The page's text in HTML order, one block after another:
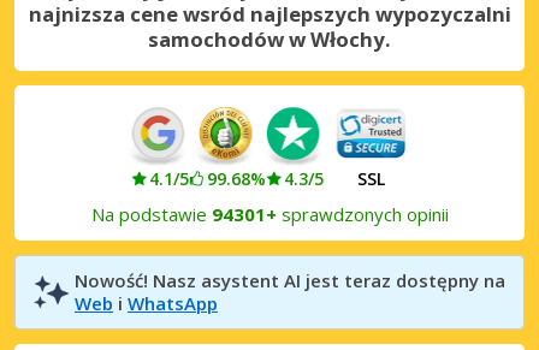
najnizsza cene wsród najlepszych wypozyczalni
samochodów w Włochy.
4.1/5 99.68% 4.3/5 SSL
Na podstawie 94301+ sprawdzonych opinii
Nowość! Nasz asystent AI jest teraz dostępny na
Web i WhatsApp